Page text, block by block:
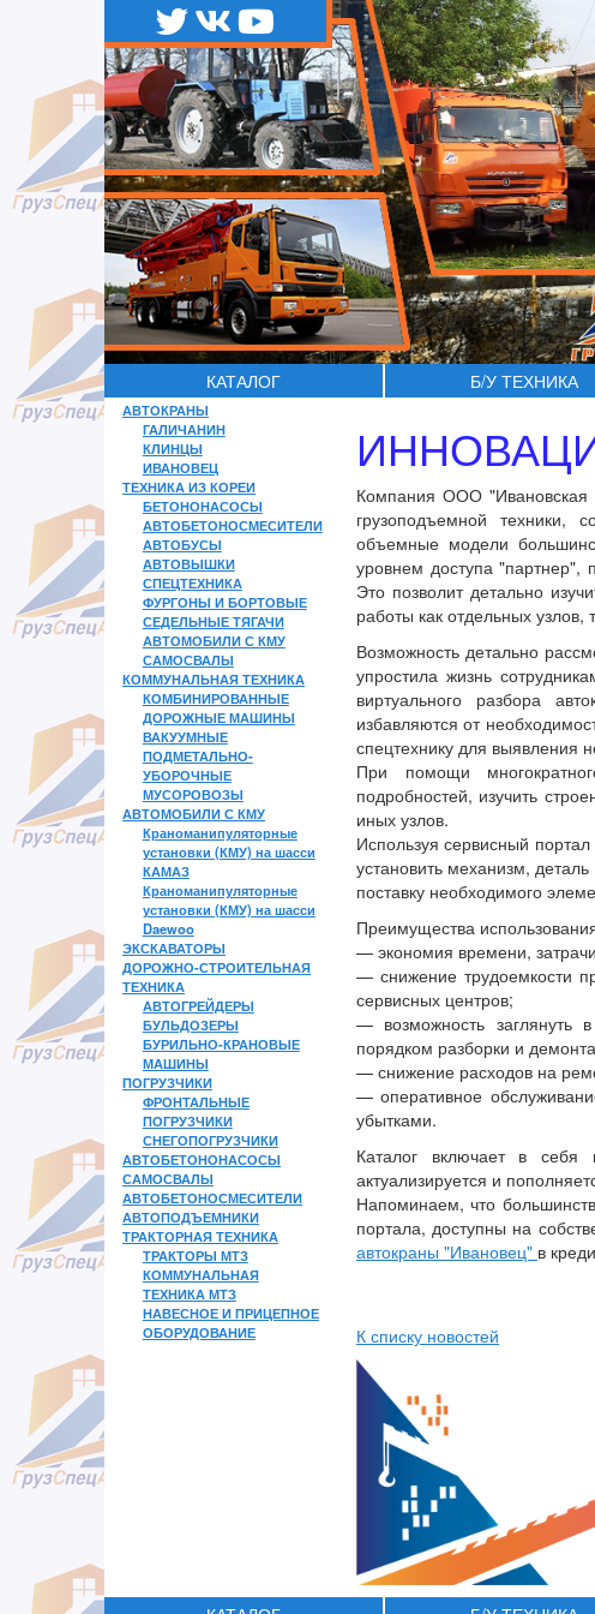
КАТАЛОГ Б/У ТЕХНИКА
АВТОКРАНЫ
ГАЛИЧАНИН
КЛИНЦЫ
ИВАНОВЕЦ
ТЕХНИКА ИЗ КОРЕИ
БЕТОНОНАСОСЫ
АВТОБЕТОНОСМЕСИТЕЛИ
АВТОБУСЫ
АВТОВЫШКИ
СПЕЦТЕХНИКА
ФУРГОНЫ И БОРТОВЫЕ
СЕДЕЛЬНЫЕ ТЯГАЧИ
АВТОМОБИЛИ С КМУ
САМОСВАЛЫ
КОММУНАЛЬНАЯ ТЕХНИКА
КОМБИНИРОВАННЫЕ
ДОРОЖНЫЕ МАШИНЫ
ВАКУУМНЫЕ
ПОДМЕТАЛЬНО-
УБОРОЧНЫЕ
МУСОРОВОЗЫ
АВТОМОБИЛИ С КМУ
Краноманипуляторные
установки (КМУ) на шасси
КАМАЗ
Краноманипуляторные
установки (КМУ) на шасси
Daewoo
ЭКСКАВАТОРЫ
ДОРОЖНО-СТРОИТЕЛЬНАЯ
ТЕХНИКА
АВТОГРЕЙДЕРЫ
БУЛЬДОЗЕРЫ
БУРИЛЬНО-КРАНОВЫЕ
МАШИНЫ
ПОГРУЗЧИКИ
ФРОНТАЛЬНЫЕ
ПОГРУЗЧИКИ
СНЕГОПОГРУЗЧИКИ
АВТОБЕТОНОНАСОСЫ
САМОСВАЛЫ
АВТОБЕТОНОСМЕСИТЕЛИ
АВТОПОДЪЕМНИКИ
ТРАКТОРНАЯ ТЕХНИКА
ТРАКТОРЫ МТЗ
КОММУНАЛЬНАЯ
ТЕХНИКА МТЗ
НАВЕСНОЕ И ПРИЦЕПНОЕ
ОБОРУДОВАНИЕ
Компания ООО "Ивановская
грузоподъемной техники,
объемные модели
уровнем доступа "партнер",
Это позволит детально
работы как отдельных
Возможность детально
упростила жизнь
виртуального разбора
избавляются от
спецтехнику для выявления
При помощи
подробностей, изучить
иных узлов.
Используя сервисный
установить механизм,
поставку необходимого
Преимущества
— экономия времени,
— снижение трудоемкости
сервисных центров;
— возможность заглянуть
порядком разборки и
— снижение расходов на
— оперативное
убытками.
Каталог включает в
актуализируется и
Напоминаем, что
портала, доступны на
автокраны "Ивановец" в
К списку новостей